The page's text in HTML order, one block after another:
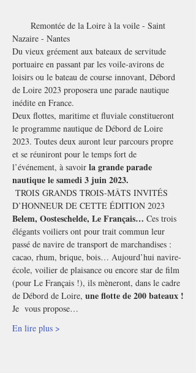
Remontée de la Loire à la voile - Saint
Nazaire - Nantes
Du vieux gréement aux bateaux de servitude
portuaire en passant par les voile-avirons de
loisirs ou le bateau de course innovant, Débord
de Loire 2023 proposera une parade nautique
inédite en France.
Deux flottes, maritime et fluviale constitueront
le programme nautique de Débord de Loire
2023. Toutes deux auront leur parcours propre
et se réuniront pour le temps fort de
l’événement, à savoir la grande parade
nautique le samedi 3 juin 2023.
TROIS GRANDS TROIS-MÂTS INVITÉS
D’HONNEUR DE CETTE ÉDITION 2023
Belem, Oosteschelde, Le Français… Ces trois
élégants voiliers ont pour trait commun leur
passé de navire de transport de marchandises :
cacao, rhum, brique, bois… Aujourd’hui navire-
école, voilier de plaisance ou encore star de film
(pour Le Français !), ils mèneront, dans le cadre
de Débord de Loire, une flotte de 200 bateaux !
Je  vous propose…
En lire plus >